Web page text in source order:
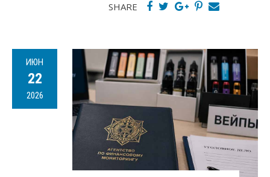
SHARE
ИЮН
22
2026